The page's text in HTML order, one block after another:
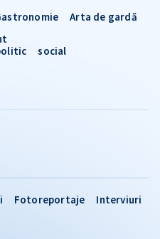
Fotoreportaje
Interviuri
Arta de gardă
social